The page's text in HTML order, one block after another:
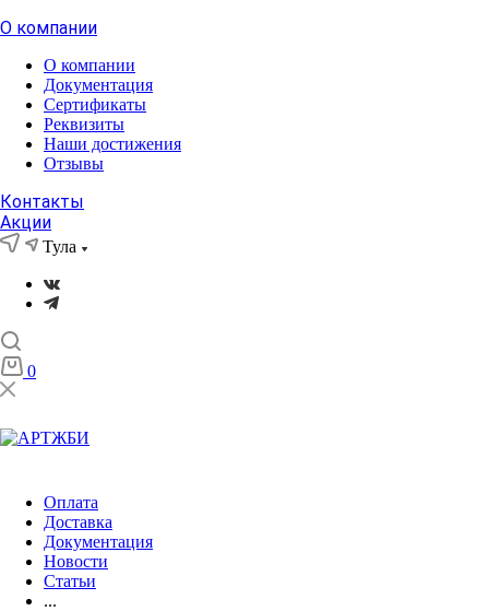
О компании
О компании
Документация
Сертификаты
Реквизиты
Наши достижения
Отзывы
Контакты
Акции
Тула
0
Оплата
Доставка
Документация
Новости
Статьи
...